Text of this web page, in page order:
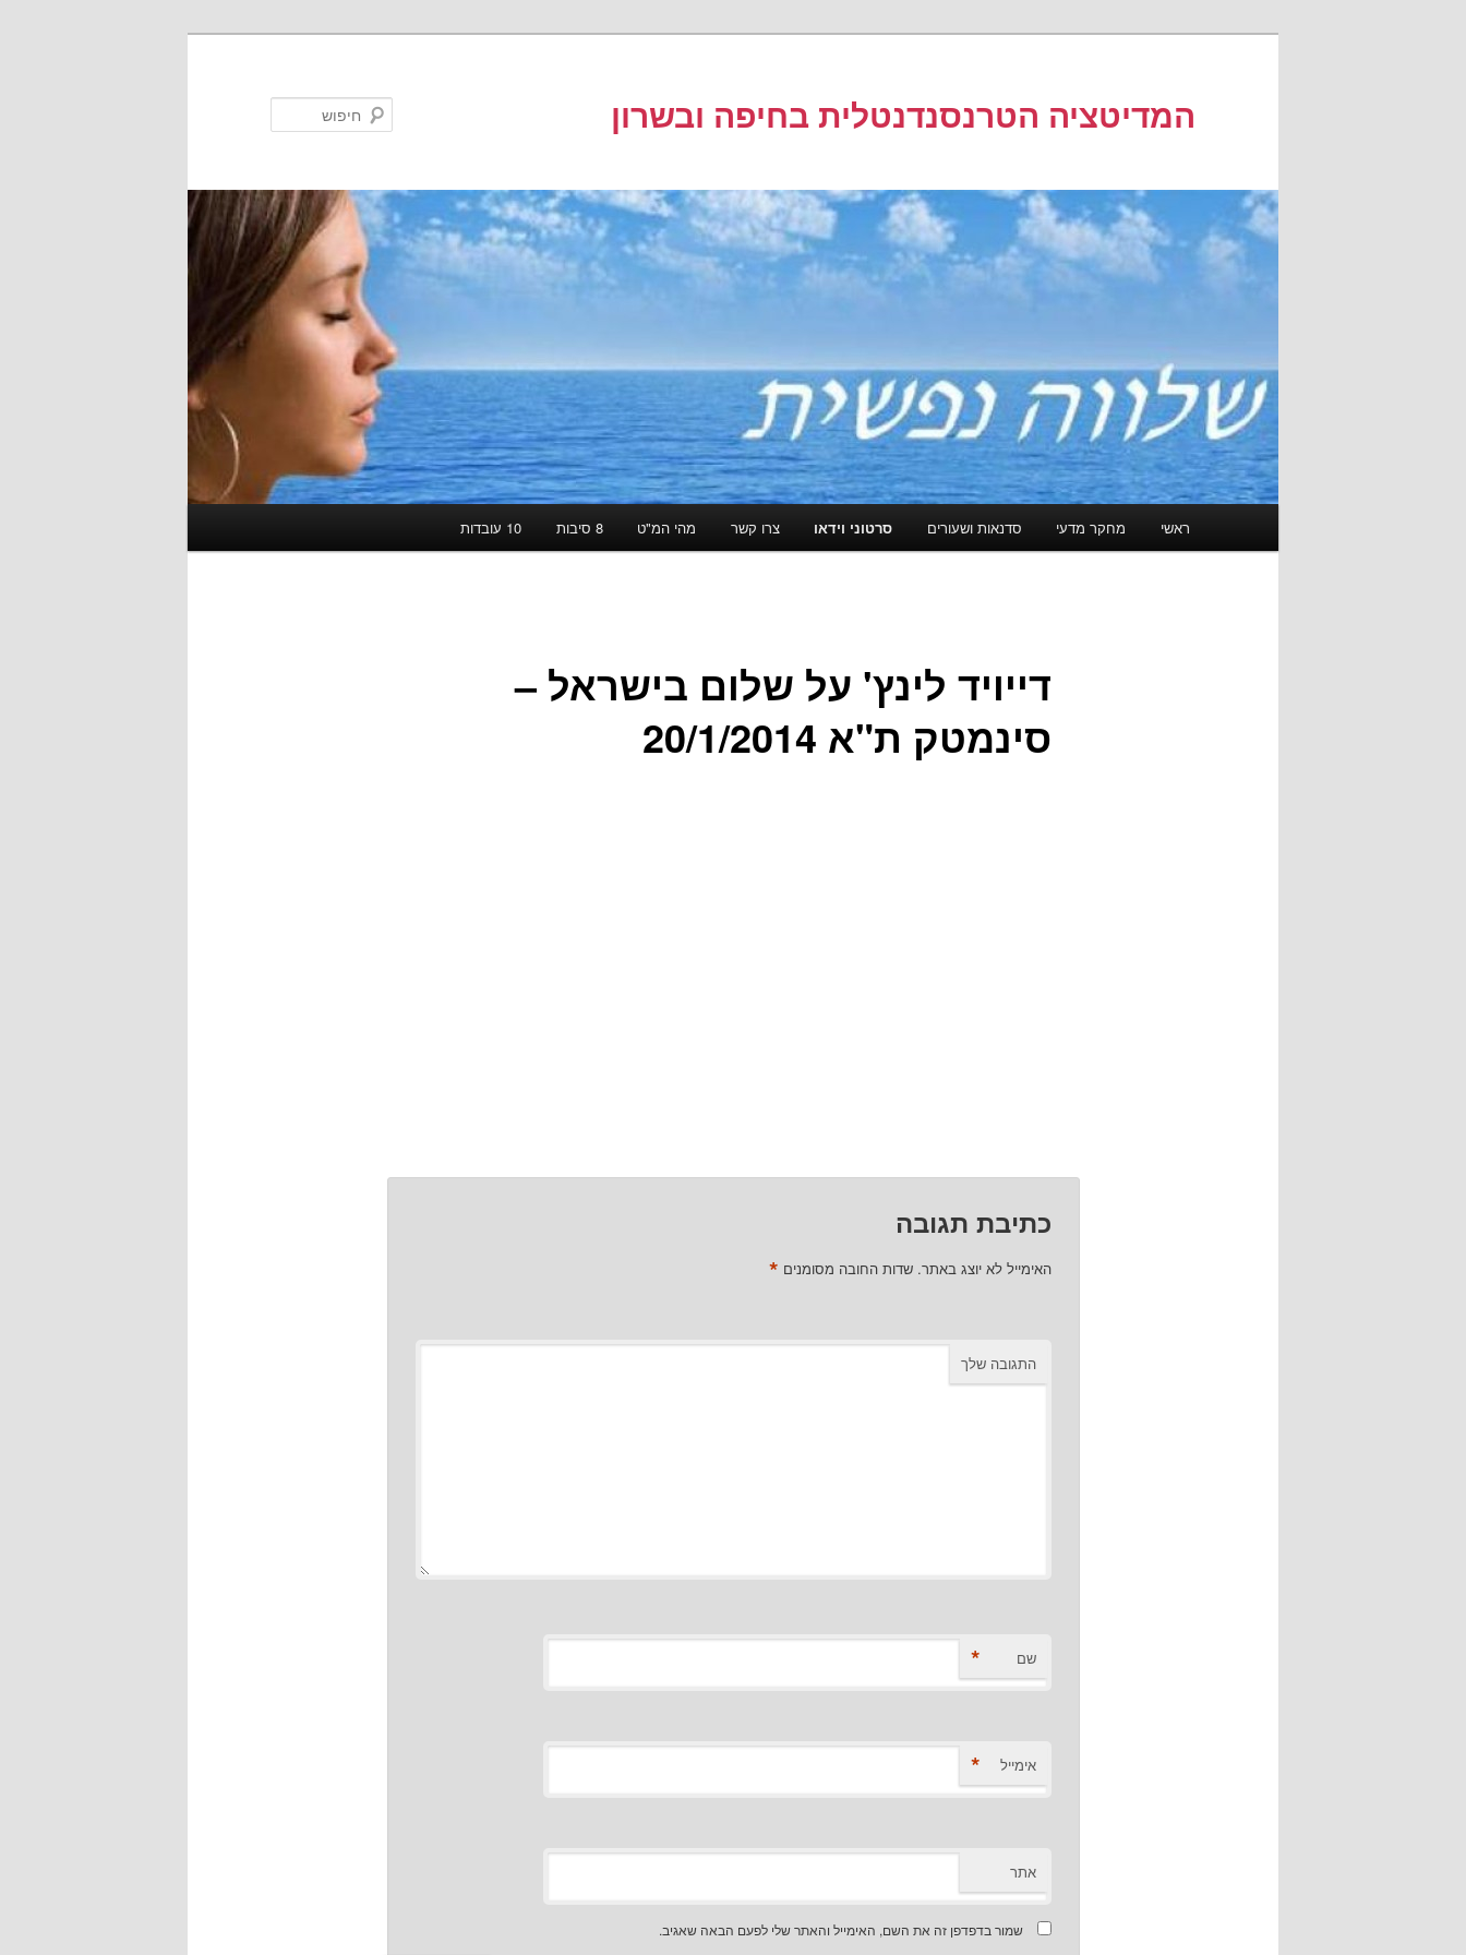
המדיטציה הטרנסנדנטלית בחיפה ובשרון
ראשי מחקר מדעי סדנאות ושעורים סרטוני וידאו צרו קשר מהי המ"ט 8 סיבות 10 עובדות
דייויד לינץ' על שלום בישראל –
סינמטק ת"א 20/1/2014
כתיבת תגובה
האימייל לא יוצג באתר. שדות החובה מסומנים *
התגובה שלך
שם *
אימייל *
אתר
שמור בדפדפן זה את השם, האימייל והאתר שלי לפעם הבאה שאגיב.